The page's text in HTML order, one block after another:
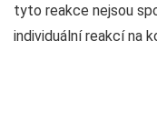
tyto reakce nejsou
individuální reakcí na